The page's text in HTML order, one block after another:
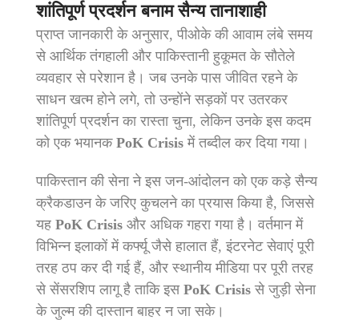
शांतिपूर्ण प्रदर्शन बनाम सैन्य तानाशाही
प्राप्त जानकारी के अनुसार, पीओके की आवाम लंबे समय
से आर्थिक तंगहाली और पाकिस्तानी हुकूमत के सौतेले
व्यवहार से परेशान है। जब उनके पास जीवित रहने के
साधन खत्म होने लगे, तो उन्होंने सड़कों पर उतरकर
शांतिपूर्ण प्रदर्शन का रास्ता चुना, लेकिन उनके इस कदम
को एक भयानक PoK Crisis में तब्दील कर दिया गया।
पाकिस्तान की सेना ने इस जन-आंदोलन को एक कड़े सैन्य
क्रैकडाउन के जरिए कुचलने का प्रयास किया है, जिससे
यह PoK Crisis और अधिक गहरा गया है। वर्तमान में
विभिन्न इलाकों में कर्फ्यू जैसे हालात हैं, इंटरनेट सेवाएं पूरी
तरह ठप कर दी गई हैं, और स्थानीय मीडिया पर पूरी तरह
से सेंसरशिप लागू है ताकि इस PoK Crisis से जुड़ी सेना
के जुल्म की दास्तान बाहर न जा सके।